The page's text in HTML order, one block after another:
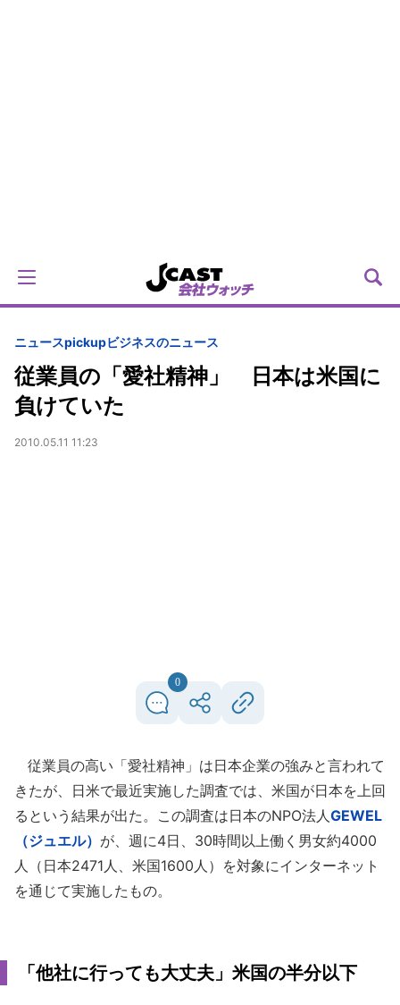
ニュースpickupビジネスのニュース
従業員の「愛社精神」 日本は米国に
負けていた
2010.05.11 11:23
0
従業員の高い「愛社精神」は日本企業の強みと言われて
きたが、日米で最近実施した調査では、米国が日本を上回
るという結果が出た。この調査は日本のNPO法人GEWEL
（ジュエル） が、週に4日、30時間以上働く男女約4000
人（日本2471人、米国1600人）を対象にインターネット
を通じて実施したもの。
「他社に行っても大丈夫」米国の半分以下